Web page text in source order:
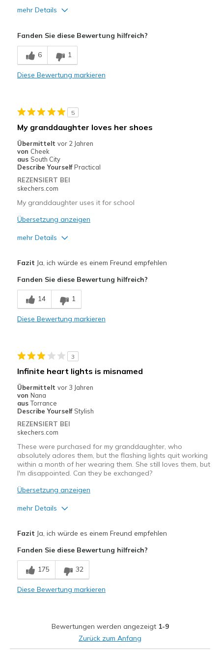
mehr Details
Width
Sizing
Feels full size too small
Fanden Sie diese Bewertung hilfreich?
6 1
Diese Bewertung markieren
5
My granddaughter loves her shoes
Übermittelt vor 2 Jahren
von Cheek
aus South City
Describe Yourself Practical
REZENSIERT BEI
skechers.com
My granddaughter uses it for school
Übersetzung anzeigen
mehr Details
Comfortable
Stylish
Feels true to size
View On Shoes
Shoes are for Wearing
Fazit Ja, ich würde es einem Freund empfehlen
Fanden Sie diese Bewertung hilfreich?
14 1
Diese Bewertung markieren
3
Infinite heart lights is misnamed
Übermittelt vor 3 Jahren
von Nana
aus Torrance
Describe Yourself Stylish
REZENSIERT BEI
skechers.com
These were purchased for my granddaughter, who
absolutely adores them, but the flashing lights quit working
within a month of her wearing them. She still loves them, but
I'm disappointed. Can they be exchanged?
Übersetzung anzeigen
mehr Details
Comfortable
Nachteile
Wear Out Quickly
Fazit Ja, ich würde es einem Freund empfehlen
Fanden Sie diese Bewertung hilfreich?
175 32
Diese Bewertung markieren
Bewertungen werden angezeigt 1-9
Zurück zum Anfang